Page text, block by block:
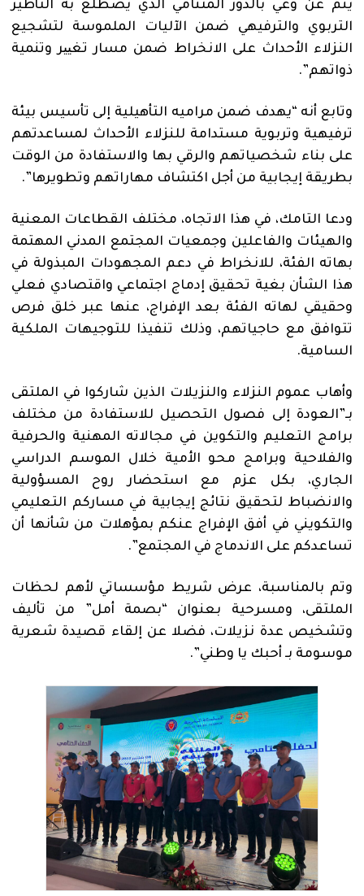
ينم عن وعي بالدور المتنامي الذي يضطلع به التأطير
التربوي والترفيهي ضمن الآليات الملموسة لتشجيع
النزلاء الأحداث على الانخراط ضمن مسار تغییر وتنمية
ذواتهم”.
وتابع أنه “يهدف ضمن مراميه التأهيلية إلى تأسيس بيئة
ترفيهية وتربوية مستدامة للنزلاء الأحداث لمساعدتهم
على بناء شخصياتهم والرقي بها والاستفادة من الوقت
بطريقة إيجابية من أجل اكتشاف مهاراتهم وتطويرها”.
ودعا التامك، في هذا الاتجاه، مختلف القطاعات المعنية
والهيئات والفاعلين وجمعيات المجتمع المدني المهتمة
بهاته الفئة، للانخراط في دعم المجهودات المبذولة في
هذا الشأن بغية تحقيق إدماج اجتماعي واقتصادي فعلي
وحقيقي لهاته الفئة بعد الإفراج، عنها عبر خلق فرص
تتوافق مع حاجياتهم، وذلك تنفيذا للتوجيهات الملكية
السامية.
وأهاب عموم النزلاء والنزيلات الذين شاركوا في الملتقى
بـ”العودة إلى فصول التحصيل للاستفادة من مختلف
برامج التعليم والتكوين في مجالاته المهنية والحرفية
والفلاحية وبرامج محو الأمية خلال الموسم الدراسي
الجاري، بكل عزم مع استحضار روح المسؤولية
والانضباط لتحقيق نتائج إيجابية في مساركم التعليمي
والتكويني في أفق الإفراج عنكم بمؤهلات من شأنها أن
تساعدكم على الاندماج في المجتمع”.
وتم بالمناسبة، عرض شريط مؤسساتي لأهم لحظات
الملتقى، ومسرحية بعنوان “بصمة أمل” من تأليف
وتشخيص عدة نزيلات، فضلا عن إلقاء قصيدة شعرية
موسومة بـ أحبك يا وطني”.